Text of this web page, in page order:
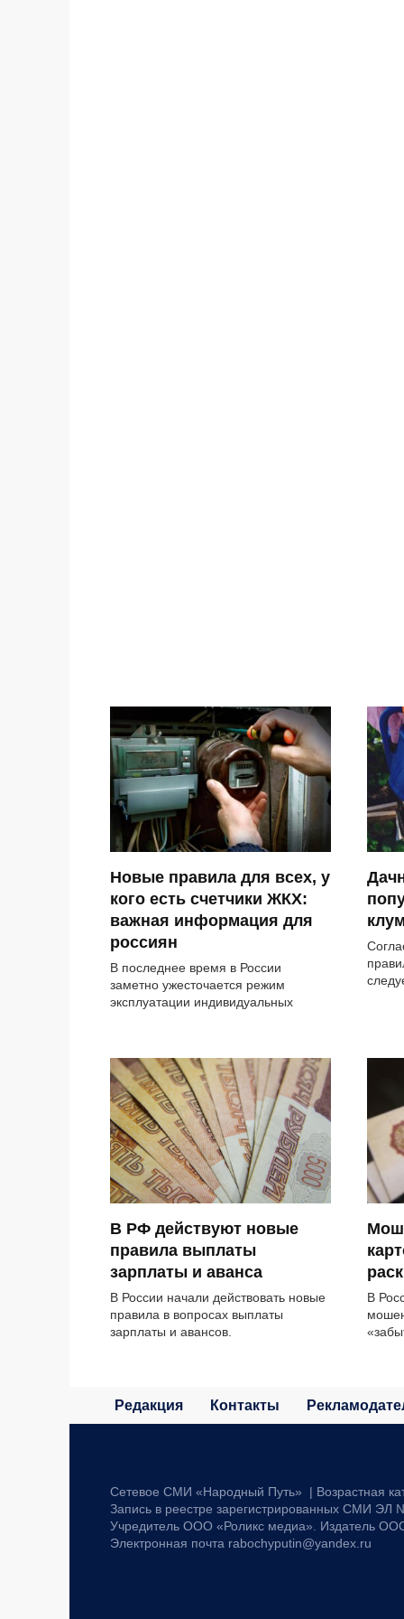
Новые правила для всех, у
кого есть счетчики ЖКХ:
важная информация для
россиян
В последнее время в России
заметно ужесточается режим
эксплуатации индивидуальных
В РФ действуют новые
правила выплаты
зарплаты и аванса
В России начали действовать новые
правила в вопросах выплаты
зарплаты и авансов.
В
Редакция Контакты
Сетевое СМИ «Народный Путь» | Возрастная
Запись в реестре зарегистрированных СМИ
Учредитель ООО «Роликс медиа». Издатель
Электронная почта rabochyputin@yandex.ru